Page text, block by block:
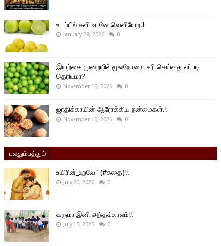
உடம்பில் சளி உடனே வெளியேற.!
January 28, 2026 0
இயற்கை முறையில் மூலநோயை சரி செய்வது எப்படி
தெரியுமா?
November 16, 2025 0
ஜாதிக்காயின் ஆரோக்கிய நன்மைகள்.!
November 16, 2025 0
பலதும்பத்தும்
உயிரின்_உறவே" (#கதை)!!
July 20, 2026 0
வருமா இனி அந்தக்காலம்!!
July 15, 2026 0